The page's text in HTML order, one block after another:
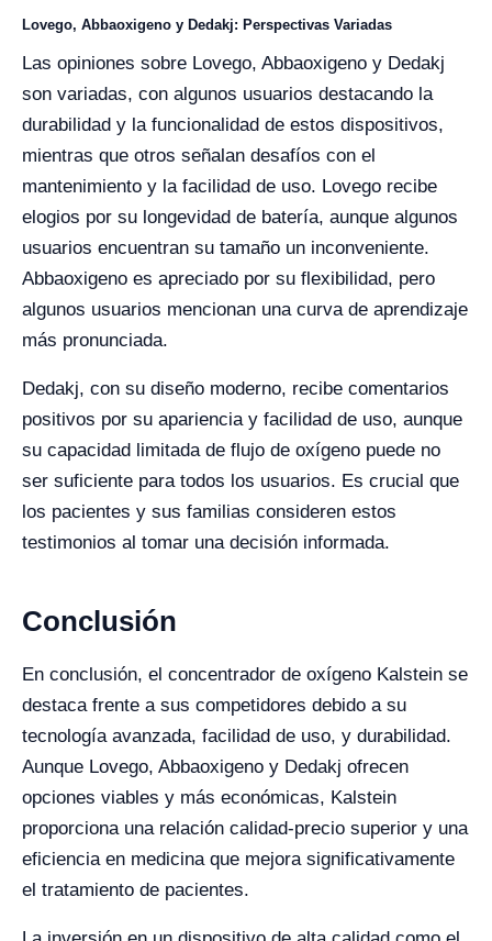
Lovego, Abbaoxigeno y Dedakj: Perspectivas Variadas
Las opiniones sobre Lovego, Abbaoxigeno y Dedakj
son variadas, con algunos usuarios destacando la
durabilidad y la funcionalidad de estos dispositivos,
mientras que otros señalan desafíos con el
mantenimiento y la facilidad de uso. Lovego recibe
elogios por su longevidad de batería, aunque algunos
usuarios encuentran su tamaño un inconveniente.
Abbaoxigeno es apreciado por su flexibilidad, pero
algunos usuarios mencionan una curva de aprendizaje
más pronunciada.
Dedakj, con su diseño moderno, recibe comentarios
positivos por su apariencia y facilidad de uso, aunque
su capacidad limitada de flujo de oxígeno puede no
ser suficiente para todos los usuarios. Es crucial que
los pacientes y sus familias consideren estos
testimonios al tomar una decisión informada.
Conclusión
En conclusión, el concentrador de oxígeno Kalstein se
destaca frente a sus competidores debido a su
tecnología avanzada, facilidad de uso, y durabilidad.
Aunque Lovego, Abbaoxigeno y Dedakj ofrecen
opciones viables y más económicas, Kalstein
proporciona una relación calidad-precio superior y una
eficiencia en medicina que mejora significativamente
el tratamiento de pacientes.